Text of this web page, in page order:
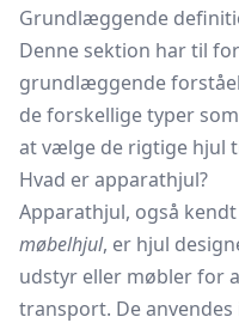
Grundlæggende
Denne sektion har til
grundlæggende
de forskellige typer
at vælge de rigtige hjul
Hvad er apparathjul?
Apparathjul, også
møbelhjul, er hjul
udstyr eller møbler for
transport. De